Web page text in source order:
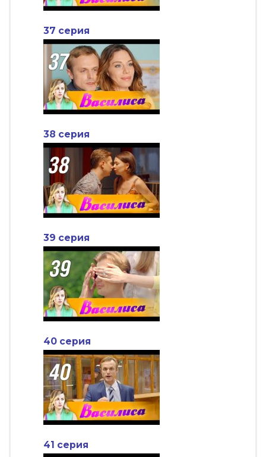
37 серия
38 серия
39 серия
40 серия
41 серия